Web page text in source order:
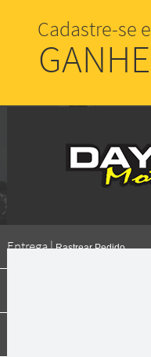
Cadastre-se e
GANHE
Entrega |Rastrear Pedido